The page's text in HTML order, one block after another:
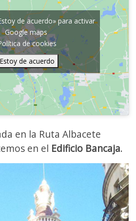
de acuerdo» para activar
Google maps
de cookies
Estoy de acuerdo
en la Ruta Albacete
en el Edificio Bancaja.